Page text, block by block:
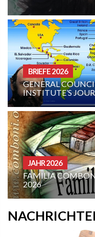
BRIEFE 2026
GENERAL
INSTITUTE’S
JAHR 2026
FAMILIA
2026